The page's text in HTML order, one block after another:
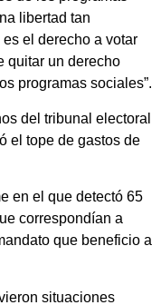
libertad tan
el derecho a votar
quitar un derecho
programas sociales”.
del tribunal electoral
el tope de gastos de
en el que detectó 65
correspondían a
que beneficio a
situaciones